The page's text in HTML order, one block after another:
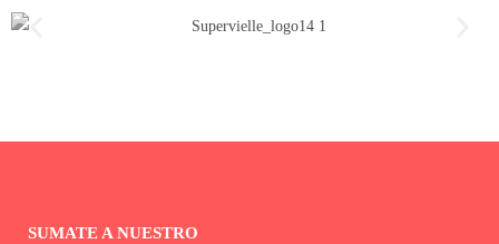
SUMATE A NUESTRO